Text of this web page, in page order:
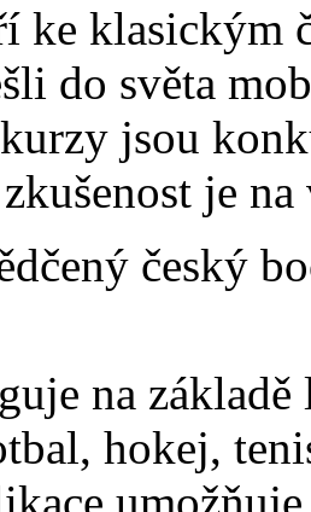
ke klasickým
do světa
jsou
je
český
na
hokej,